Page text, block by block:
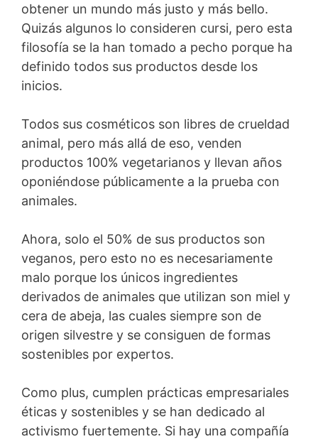
obtener un mundo más justo y más bello.
Quizás algunos lo consideren cursi, pero esta
filosofía se la han tomado a pecho porque ha
definido todos sus productos desde los
inicios.
Todos sus cosméticos son libres de crueldad
animal, pero más allá de eso, venden
productos 100% vegetarianos y llevan años
oponiéndose públicamente a la prueba con
animales.
Ahora, solo el 50% de sus productos son
veganos, pero esto no es necesariamente
malo porque los únicos ingredientes
derivados de animales que utilizan son miel y
cera de abeja, las cuales siempre son de
origen silvestre y se consiguen de formas
sostenibles por expertos.
Como plus, cumplen prácticas empresariales
éticas y sostenibles y se han dedicado al
activismo fuertemente. Si hay una compañía